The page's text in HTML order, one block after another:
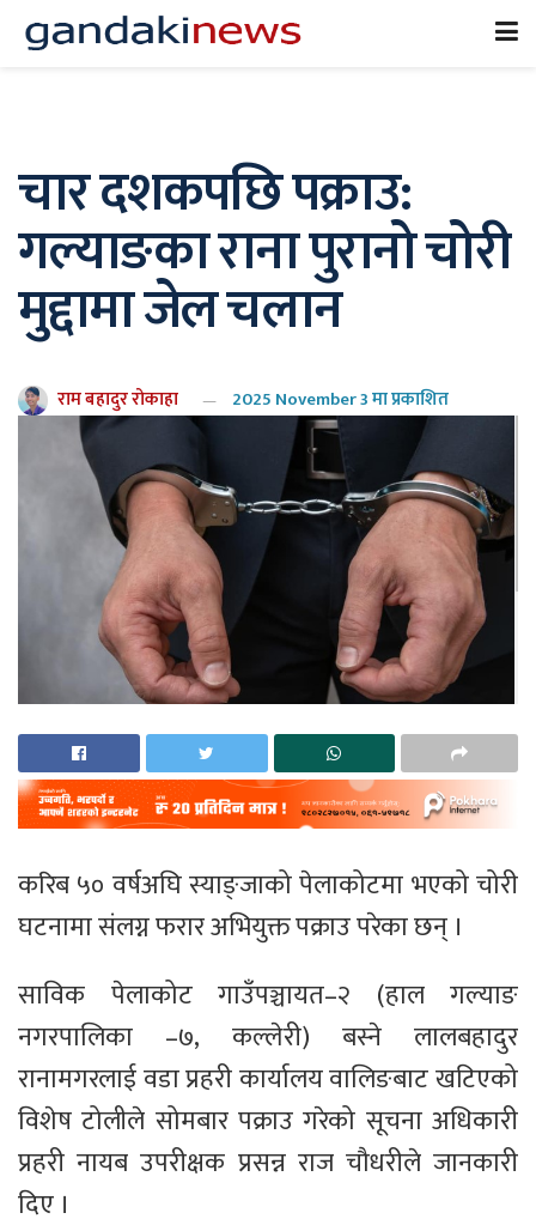
चार दशकपछि पक्राउ:
गल्याङका राना पुरानो चोरी
मुद्दामा जेल चलान
राम बहादुर रोकाहा 2025 November 3 मा प्रकाशित
करिब ५० वर्षअघि स्याङ्जाको पेलाकोटमा भएको चोरी
घटनामा संलग्न फरार अभियुक्त पक्राउ परेका छन् ।
साविक पेलाकोट गाउँपञ्चायत–२ (हाल गल्याङ
नगरपालिका –७, कल्लेरी) बस्ने लालबहादुर
रानामगरलाई वडा प्रहरी कार्यालय वालिङबाट खटिएको
विशेष टोलीले सोमबार पक्राउ गरेको सूचना अधिकारी
प्रहरी नायब उपरीक्षक प्रसन्न राज चौधरीले जानकारी
दिए ।